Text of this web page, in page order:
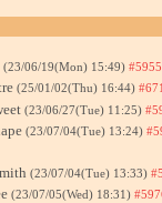
(23/06/19(Mon) 15:49) #5955
(25/01/02(Thu) 16:44)
(23/06/27(Tue) 11:25)
(23/07/04(Tue) 13:24)
(23/07/04(Tue) 13:33)
(23/07/05(Wed) 18:31)